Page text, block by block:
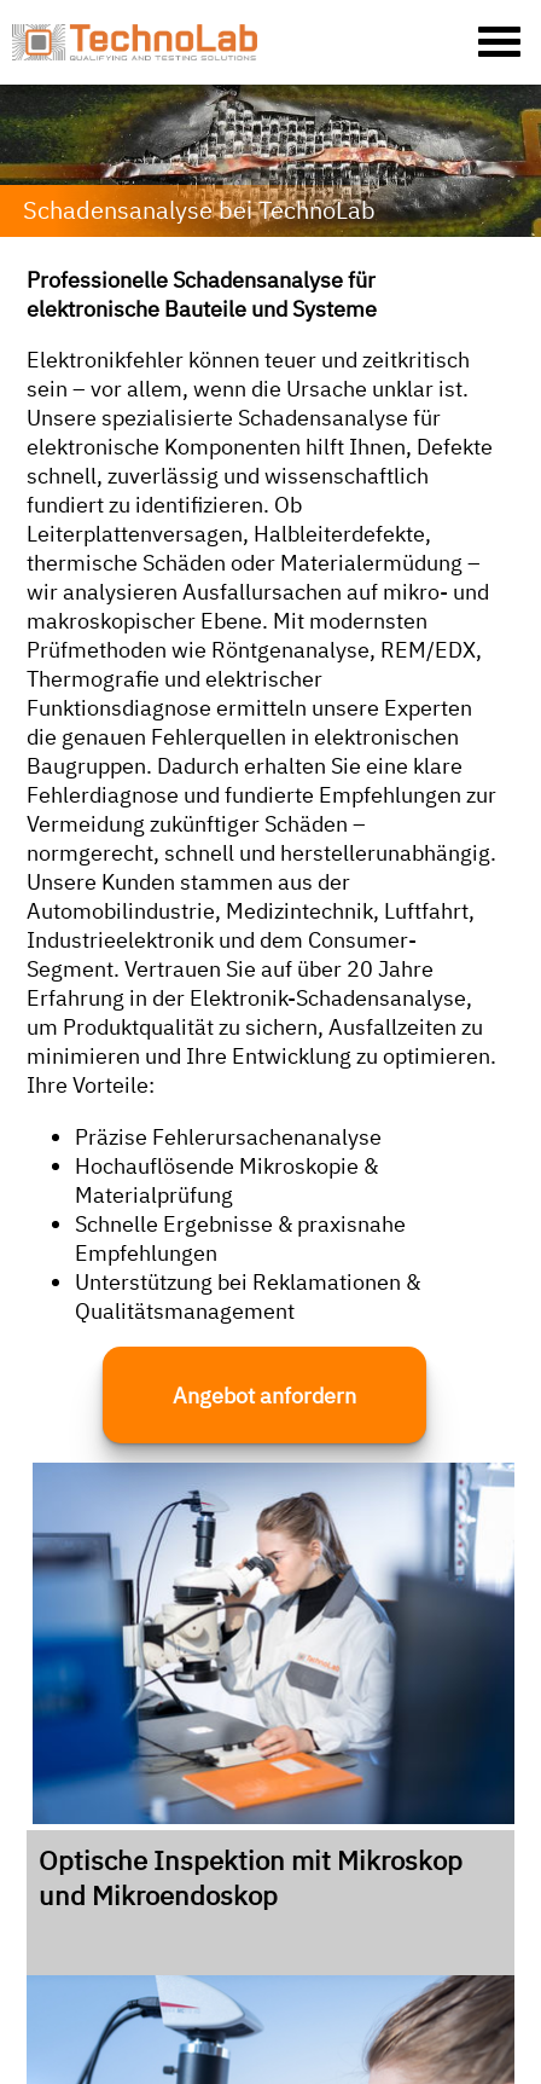
Schadensanalyse bei TechnoLab
Professionelle Schadensanalyse für
elektronische Bauteile und Systeme
Elektronikfehler können teuer und zeitkritisch
sein – vor allem, wenn die Ursache unklar ist.
Unsere spezialisierte Schadensanalyse für
elektronische Komponenten hilft Ihnen, Defekte
schnell, zuverlässig und wissenschaftlich
fundiert zu identifizieren. Ob
Leiterplattenversagen, Halbleiterdefekte,
thermische Schäden oder Materialermüdung –
wir analysieren Ausfallursachen auf mikro- und
makroskopischer Ebene. Mit modernsten
Prüfmethoden wie Röntgenanalyse, REM/EDX,
Thermografie und elektrischer
Funktionsdiagnose ermitteln unsere Experten
die genauen Fehlerquellen in elektronischen
Baugruppen. Dadurch erhalten Sie eine klare
Fehlerdiagnose und fundierte Empfehlungen zur
Vermeidung zukünftiger Schäden –
normgerecht, schnell und herstellerunabhängig.
Unsere Kunden stammen aus der
Automobilindustrie, Medizintechnik, Luftfahrt,
Industrieelektronik und dem Consumer-
Segment. Vertrauen Sie auf über 20 Jahre
Erfahrung in der Elektronik-Schadensanalyse,
um Produktqualität zu sichern, Ausfallzeiten zu
minimieren und Ihre Entwicklung zu optimieren.
Ihre Vorteile:
Präzise Fehlerursachenanalyse
Hochauflösende Mikroskopie &
Materialprüfung
Schnelle Ergebnisse & praxisnahe
Empfehlungen
Unterstützung bei Reklamationen &
Qualitätsmanagement
Angebot anfordern
Optische Inspektion mit Mikroskop
und Mikroendoskop